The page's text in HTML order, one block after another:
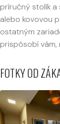
príručný stolík a
alebo kovovou
ostatným
prispôsobí vám,
FOTKY OD